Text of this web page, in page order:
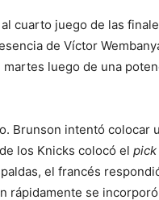
cuarto juego de las
de Víctor
luego de una
Brunson intentó colocar
los Knicks colocó el pick
el francés
rápidamente se